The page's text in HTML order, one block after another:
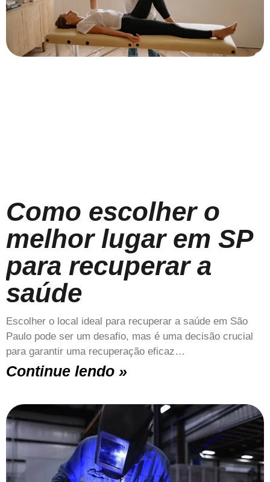
Como escolher o
melhor lugar em SP
para recuperar a
saúde
Escolher o local ideal para recuperar a saúde em São
Paulo pode ser um desafio, mas é uma decisão crucial
para garantir uma recuperação eficaz…
Continue lendo »